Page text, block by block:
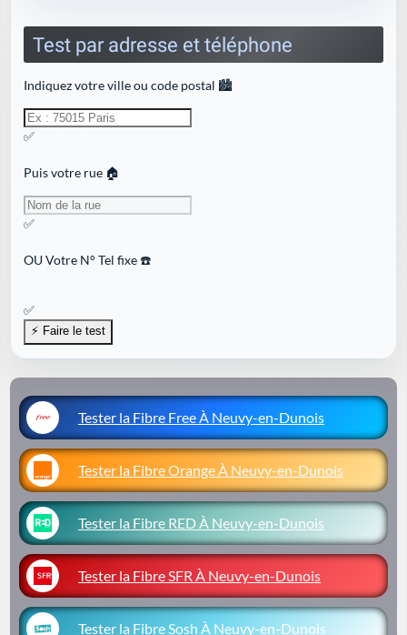
Test par adresse et téléphone
Indiquez votre ville ou code postal 🏙️
✅
Puis votre rue 🏠
✅
OUVotre N° Tel fixe ☎️
✅
Tester la Fibre Free À Neuvy-en-Dunois
Tester la Fibre Orange À Neuvy-en-Dunois
Tester la Fibre RED À Neuvy-en-Dunois
Tester la Fibre SFR À Neuvy-en-Dunois
Tester la Fibre Sosh À Neuvy-en-Dunois